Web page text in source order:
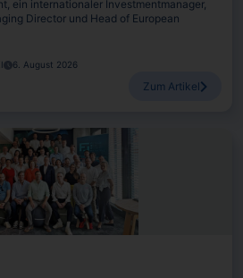
ein internationaler Investmentmanager,
Director und Head of European
6. August 2026
Zum Artikel